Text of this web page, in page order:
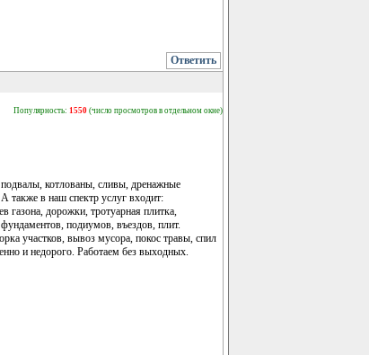
Ответить
Популярность: 1550 (число просмотров в отдельном окне)
котлованы, сливы, дренажные
в наш спектр услуг входит:
газона, дорожки, тротуарная плитка,
подиумов, въездов, плит.
участков, вывоз мусора, покос травы, спил
и недорого. Работаем без выходных.